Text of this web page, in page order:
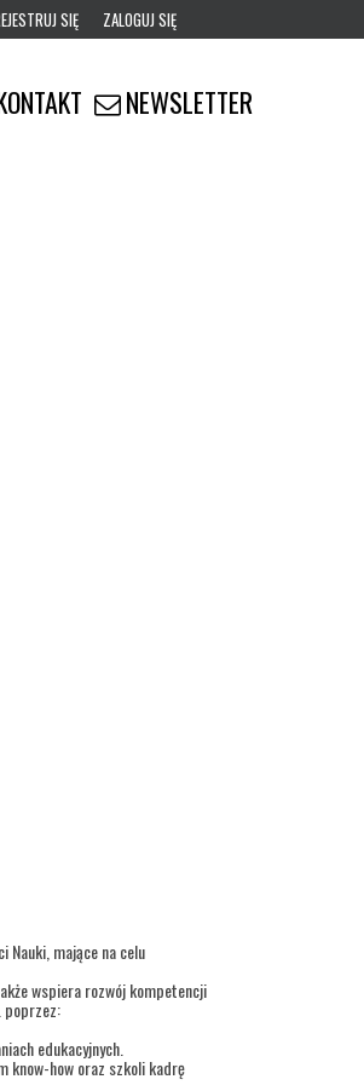
SIĘ ZALOGUJ SIĘ
0,00
NEWSLETTER
Nauki, mające na celu
wspiera rozwój kompetencji
poprzez:
edukacyjnych.
know-how oraz szkoli kadrę